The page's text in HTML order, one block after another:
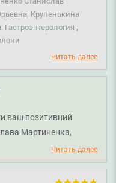
поддержанию
также
Натальи!
Крупенькина
,
Читать далее
ваш позитивний
Мартиненка,
та лікаря-
Дякуємо, що
нас це дуже цінно.
Читать далее